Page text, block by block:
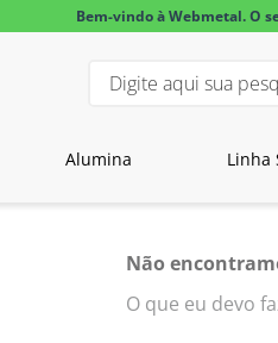
Bem-vindo à Webmetal. O
Digite aqui sua
Alumina Linha
Não
O que eu devo
tubo retangular alumínio
tubo